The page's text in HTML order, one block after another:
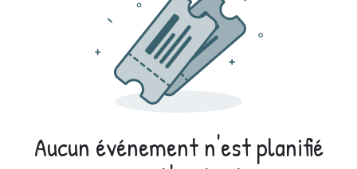
Aucun événement n'est planifié